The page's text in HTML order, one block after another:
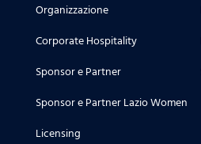
Organizzazione
Corporate Hospitality
Sponsor e Partner
Sponsor e Partner Lazio Women
Licensing